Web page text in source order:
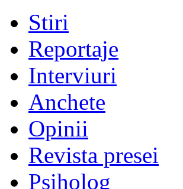
Stiri
Reportaje
Interviuri
Anchete
Opinii
Revista presei
Psiholog